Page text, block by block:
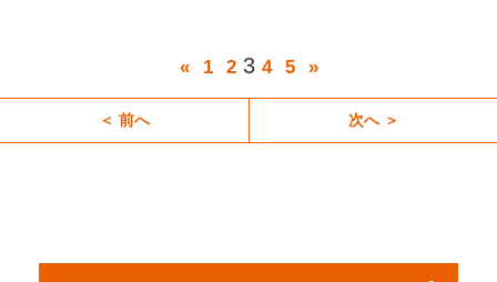
« 1 2 3 4 5 »
＜ 前へ 次へ ＞